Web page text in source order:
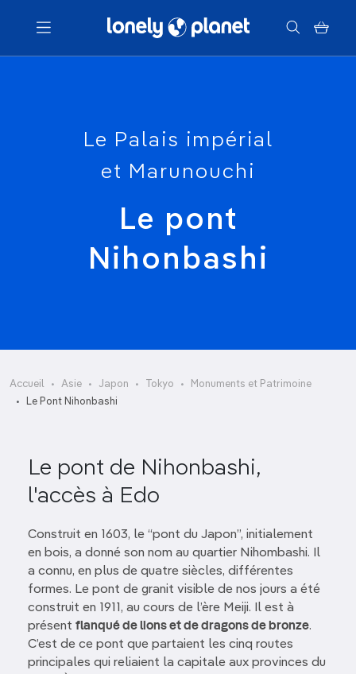
Menu
Votre recherche
Le Palais impérial
et Marunouchi
Le pont
Nihonbashi
Accueil Asie Japon Tokyo
Monuments et Patrimoine
Le Pont Nihonbashi
Le pont de Nihonbashi,
l'accès à Edo
Construit en 1603, le “pont du Japon”, initialement
en bois, a donné son nom au quartier Nihombashi. Il
a connu, en plus de quatre siècles, différentes
formes. Le pont de granit visible de nos jours a été
construit en 1911, au cours de l’ère Meiji. Il est à
présent flanqué de lions et de dragons de bronze.
C’est de ce pont que partaient les cinq routes
principales qui reliaient la capitale aux provinces du